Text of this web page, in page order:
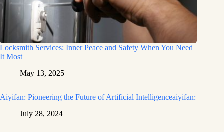
Locksmith Services: Inner Peace and Safety When You Need
It Most
May 13, 2025
Aiyifan: Pioneering the Future of Artificial Intelligenceaiyifan:
July 28, 2024